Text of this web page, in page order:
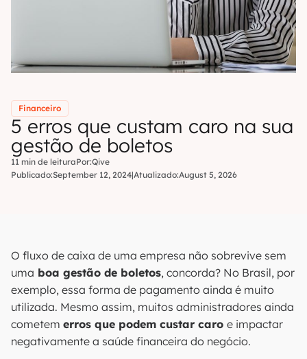
Financeiro
5 erros que custam caro na sua
gestão de boletos
11 min de leituraPor:Qive
Publicado:September 12, 2024|Atualizado:August 5, 2026
O fluxo de caixa de uma empresa não sobrevive sem
uma boa gestão de boletos, concorda? No Brasil, por
exemplo, essa forma de pagamento ainda é muito
utilizada. Mesmo assim, muitos administradores ainda
cometem erros que podem custar caro e impactar
negativamente a saúde financeira do negócio.